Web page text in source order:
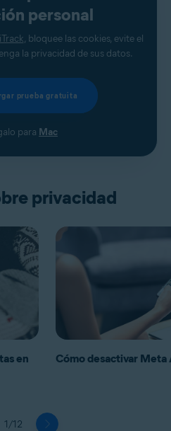
personal
, bloquee las cookies, evite el
la privacidad de sus datos.
prueba gratuita
para Mac
privacidad
1/12
en
Cómo desactivar Meta